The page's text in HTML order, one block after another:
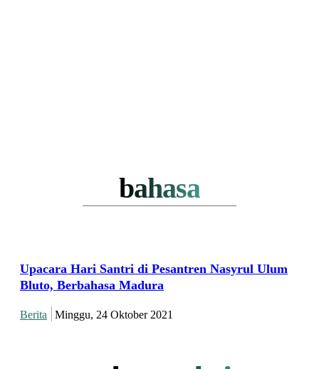
bahasa
Upacara Hari Santri di Pesantren Nasyrul Ulum
Bluto, Berbahasa Madura
Berita Minggu, 24 Oktober 2021